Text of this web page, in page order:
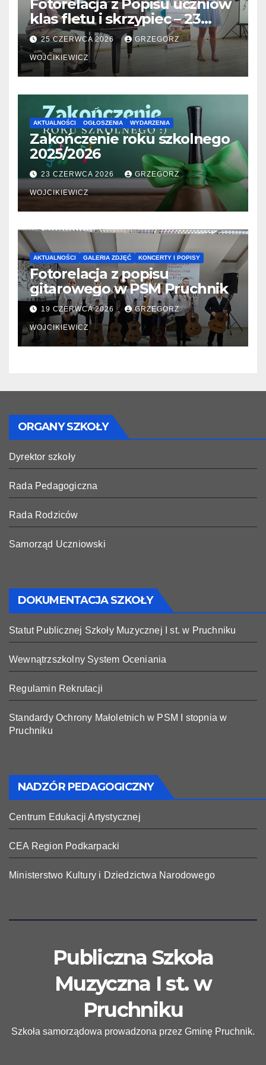
Fotorelacja z Popisu uczniów
klas fletu i skrzypiec – 23
06.2026
25 CZERWCA 2026 GRZEGORZ
WOJCIKIEWICZ
AKTUALNOŚCI OGŁOSZENIA WYDARZENIA
Zakończenie roku szkolnego
2025/2026
23 CZERWCA 2026 GRZEGORZ
WOJCIKIEWICZ
AKTUALNOŚCI GALERIA ZDJĘĆ KONCERTY I POPISY
Fotorelacja z popisu
gitarowego w PSM Pruchnik
19 CZERWCA 2026 GRZEGORZ
WOJCIKIEWICZ
ORGANY SZKOŁY
Dyrektor szkoły
Rada Pedagogiczna
Rada Rodziców
Samorząd Uczniowski
DOKUMENTACJA SZKOŁY
Statut Publicznej Szkoły Muzycznej I st. w Pruchniku
Wewnątrzszkolny System Oceniania
Regulamin Rekrutacji
Standardy Ochrony Małoletnich w PSM I stopnia w
Pruchniku
NADZÓR PEDAGOGICZNY
Centrum Edukacji Artystycznej
CEA Region Podkarpacki
Ministerstwo Kultury i Dziedzictwa Narodowego
Publiczna Szkoła
Muzyczna I st. w
Pruchniku
Szkoła samorządowa prowadzona przez Gminę Pruchnik.